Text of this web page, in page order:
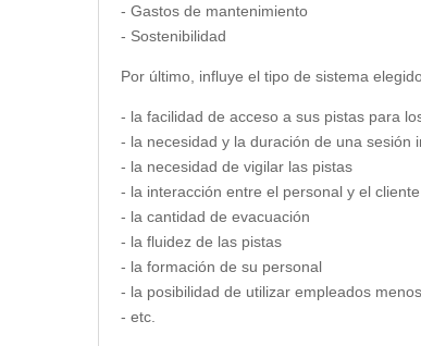
- Gastos de mantenimiento
- Sostenibilidad
Por último, influye el tipo de sistema
- la facilidad de acceso a sus pistas para
- la necesidad y la duración de una sesión
- la necesidad de vigilar las pistas
- la interacción entre el personal y el cliente
- la cantidad de evacuación
- la fluidez de las pistas
- la formación de su personal
- la posibilidad de utilizar empleados
- etc.